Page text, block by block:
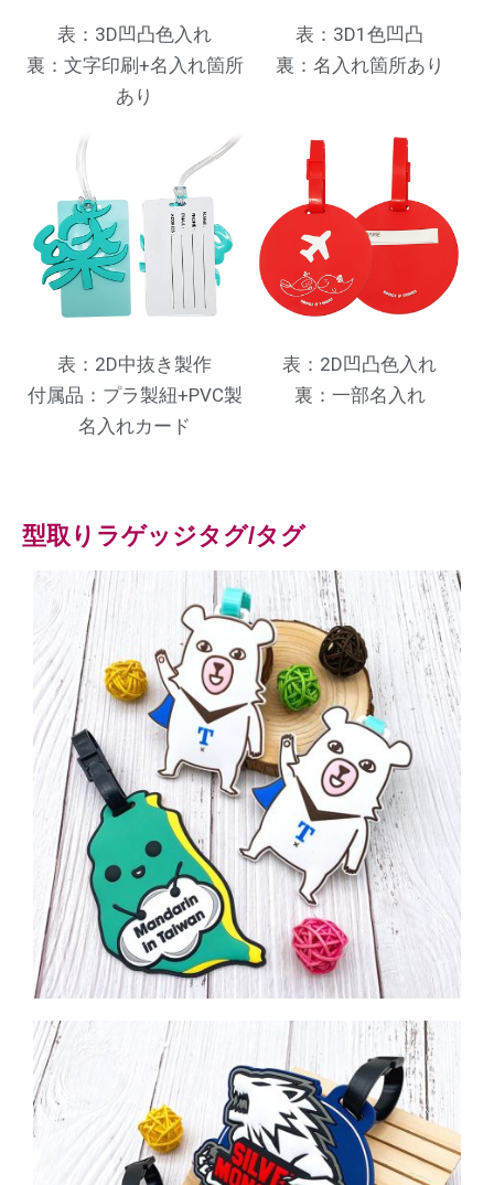
表：3D凹凸色入れ
裏：文字印刷+名入れ箇所
あり
表：3D1色凹凸
裏：名入れ箇所あり
表：2D中抜き製作
付属品：プラ製紐+PVC製
名入れカード
表：2D凹凸色入れ
裏：一部名入れ
型取りラゲッジタグ/タグ